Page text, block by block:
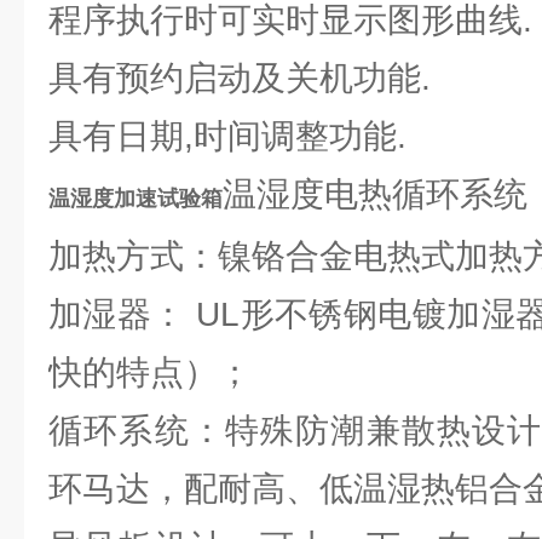
程序执行时可实时显示图形曲线.
具有预约启动及关机功能.
具有日期,时间调整功能.
温湿度加速试验箱温湿度电热循环系统
加热方式：镍铬合金电热式加热
加湿器： UL形不锈钢电镀加湿
快的特点）；
循环系统：特殊防潮兼散热设
环马达，配耐高、低温湿热铝合